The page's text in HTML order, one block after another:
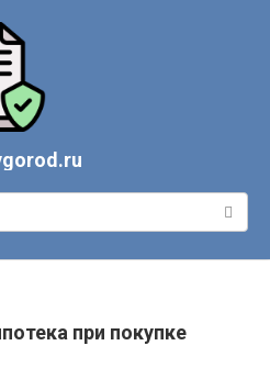
при покупке